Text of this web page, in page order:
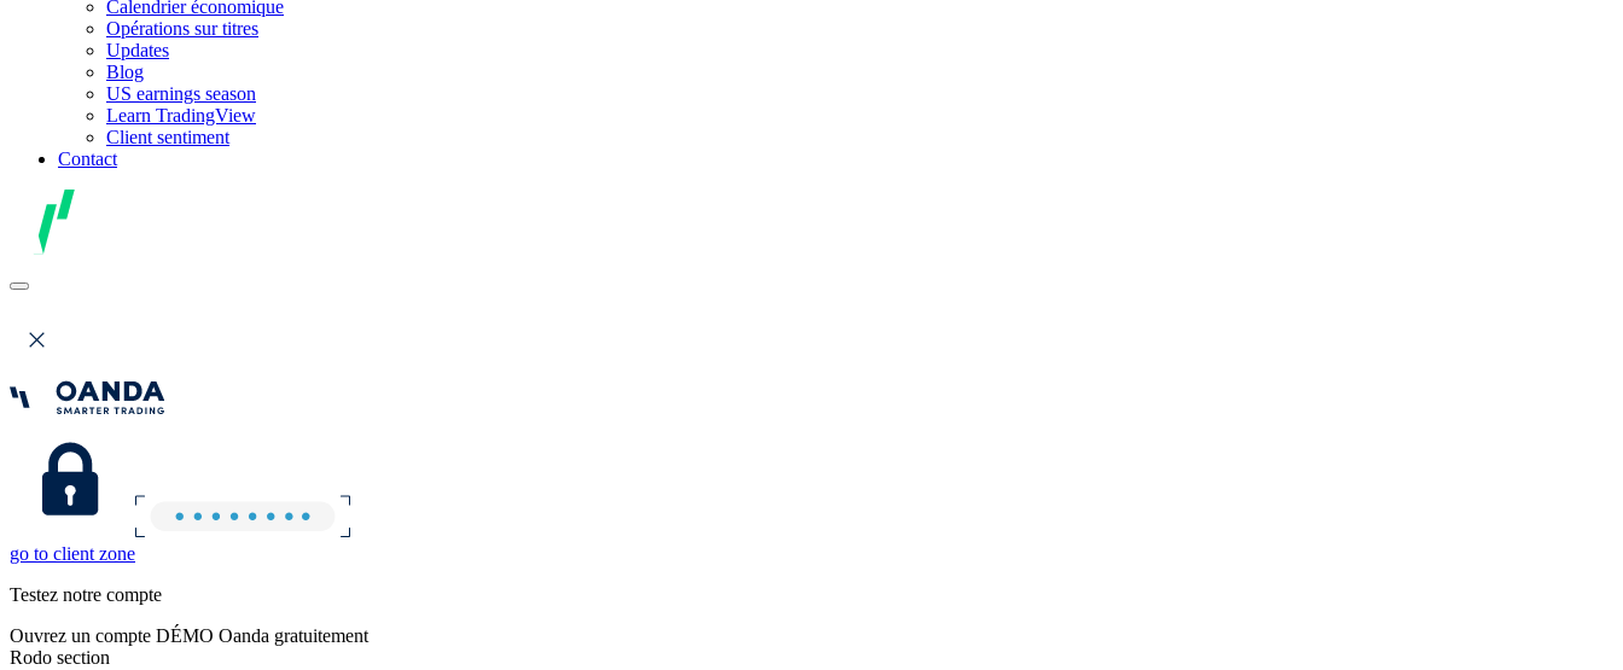
Calendrier économique
Opérations sur titres
Updates
Blog
US earnings season
Learn TradingView
Client sentiment
Contact
go to client zone
Testez notre compte
Ouvrez un compte DÉMO Oanda gratuitement
Rodo section